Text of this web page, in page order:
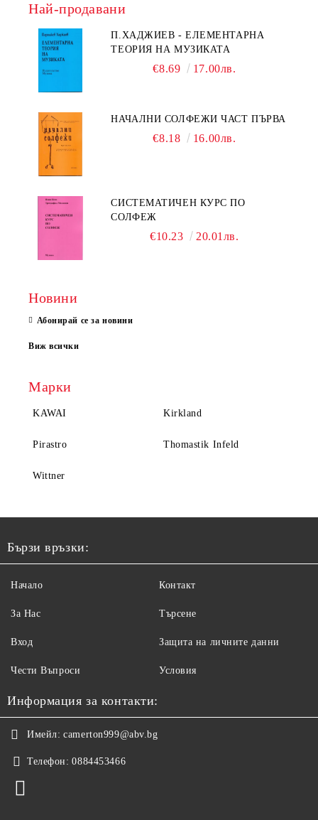
Най-продавани
П.ХАДЖИЕВ - ЕЛЕМЕНТАРНА
ТЕОРИЯ НА МУЗИКАТА
€8.69 17.00лв.
НАЧАЛНИ СОЛФЕЖИ ЧАСТ ПЪРВА
€8.18 16.00лв.
СИСТЕМАТИЧЕН КУРС ПО
СОЛФЕЖ
€10.23 20.01лв.
Новини
Абонирай се за новини
Виж всички
Марки
KAWAI Kirkland
Pirastro Thomastik Infeld
Wittner
Бързи връзки:
Начало
За Нас
Вход
Чести Въпроси
Контакт
Търсене
Защита на личните данни
Условия
Информация за контакти:
Имейл: camerton999@abv.bg
Телефон: 0884453466